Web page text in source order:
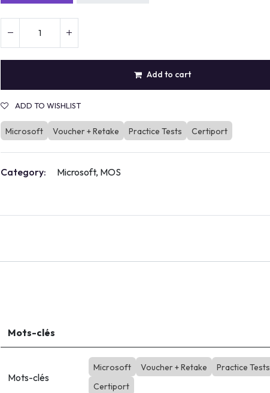
Add to cart
ADD TO WISHLIST
Microsoft Voucher + Retake Practice Tests Certiport
Category: Microsoft, MOS
Mots-clés
Mots-clés
Microsoft Voucher + Retake
Practice Tests
Certiport